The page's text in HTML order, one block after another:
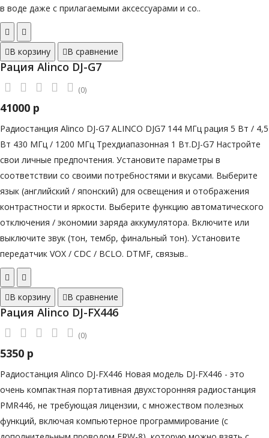
в воде даже с прилагаемыми аксессуарами и со..
В корзину В сравнение
Рация Alinco DJ-G7
(0)
41000 р
Радиостанция Alinco DJ-G7 ALINCO DJG7 144 МГц рация 5 Вт / 4,5
Вт 430 МГц / 1200 МГц Трехдиапазонная 1 Вт.DJ-G7 Настройте
свои личные предпочтения. Установите параметры в
соответствии со своими потребностями и вкусами. Выберите
язык (английский / японский) для освещения и отображения
контрастности и яркости. Выберите функцию автоматического
отключения / экономии заряда аккумулятора. Включите или
выключите звук (тон, тембр, финальный тон). Установите
передатчик VOX / CDC / BCLO. DTMF, связыв..
В корзину В сравнение
Рация Alinco DJ-FX446
(0)
5350 р
Радиостанция Alinco DJ-FX446 Новая модель DJ-FX446 - это
очень компактная портативная двухсторонняя радиостанция
PMR446, не требующая лицензии, с множеством полезных
функций, включая компьютерное программирование (с